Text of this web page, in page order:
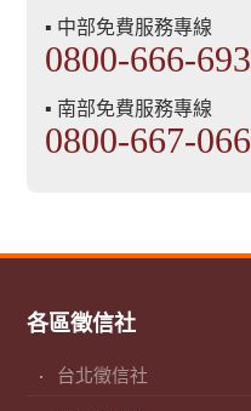
▪ 中部免費服務專線
0800-666-693
▪ 南部免費服務專線
0800-667-066
各區徵信社
台北徵信社